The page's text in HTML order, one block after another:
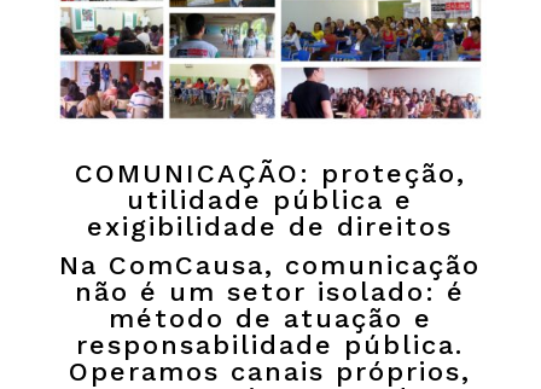
COMUNICAÇÃO: proteção,
utilidade pública e
exigibilidade de direitos
Na ComCausa, comunicação
não é um setor isolado: é
método de atuação e
responsabilidade pública.
Operamos canais próprios,